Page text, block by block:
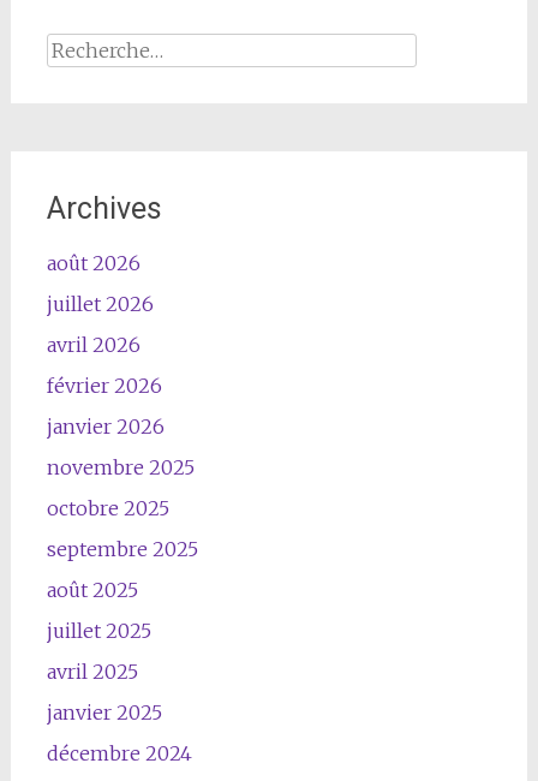
Rechercher :
Archives
août 2026
juillet 2026
avril 2026
février 2026
janvier 2026
novembre 2025
octobre 2025
septembre 2025
août 2025
juillet 2025
avril 2025
janvier 2025
décembre 2024